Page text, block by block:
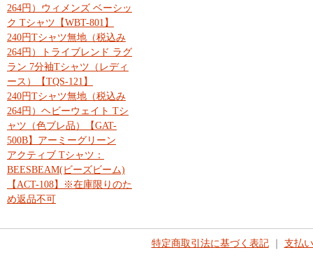
264円）ウィメンズ ベーシッ
ク Tシャツ【WBT-801】
240円Tシャツ無地（税込み
264円）トライブレンド ラグ
ラン 7分袖Tシャツ（レディ
ース）【TQS-121】
240円Tシャツ無地（税込み
264円）ヘビーウェイト Tシ
ャツ（色ブレ品）【GAT-
500B】アーミーグリーン
アクティブ Tシャツ：
BEESBEAM(ビーズビーム)
【ACT-108】※在庫限りのた
め返品不可
特定商取引法に基づく表記｜ 支払